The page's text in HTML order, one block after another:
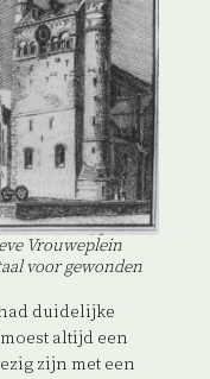
Vrouweplein
voor gewonden
duidelijke
altijd een
zijn met een